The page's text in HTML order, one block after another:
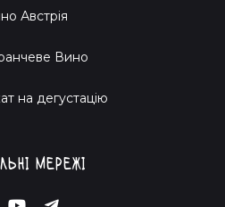
Австрія
Вино
на дегустацію
мережі